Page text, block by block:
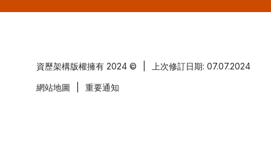
資歷架構版權擁有 2024 © 上次修訂日期: 07.07.2024
網站地圖 重要通知